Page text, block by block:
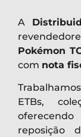
A
Pokémon
com nota
ETBs,
oferecendo
reposição